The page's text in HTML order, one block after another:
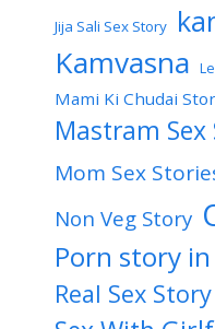
Jija Sali Sex Story
Kamvasna
Mami Ki Chudai
Mastram Sex
Mom Sex
Non Veg Story
Porn story
Real Sex Story